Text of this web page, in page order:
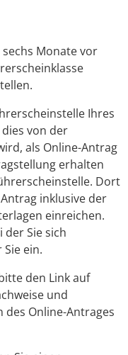
Monate vor
Ihres
von der
als Online-Antrag
erhalten
Dort
inklusive der
einreichen.
der Sie sich
ein.
den Link auf
und
des Online-Antrages